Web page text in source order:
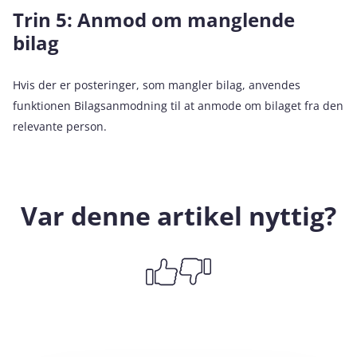
Trin 5: Anmod om manglende
bilag
Hvis der er posteringer, som mangler bilag, anvendes
funktionen Bilagsanmodning til at anmode om bilaget fra den
relevante person.
Var denne artikel nyttig?